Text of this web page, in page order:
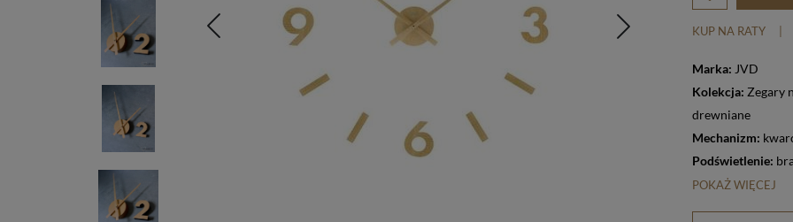
KUP NA RATY
Marka: JVD
Kolekcja: Zegary
drewniane
Mechanizm:
Podświetlenie:
POKAŻ WIĘCEJ